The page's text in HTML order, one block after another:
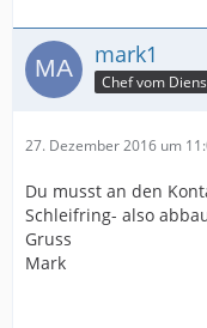
mark1
Chef vom
27. Dezember 2016 um
Du musst an den
Schleifring- also
Gruss
Mark